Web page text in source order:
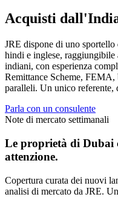
Acquisti
JRE dispone di uno sportello
hindi e inglese,
indiani, con esperienza
Remittance Scheme,
paralleli. Un unico referente,
Parla con un consulente
Note di mercato settimanali
Le proprietà di Dubai
attenzione.
Copertura curata dei nuovi
analisi di mercato da JRE.